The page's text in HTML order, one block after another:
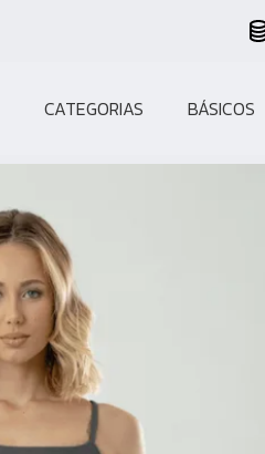
CATEGORIAS BÁSICOS